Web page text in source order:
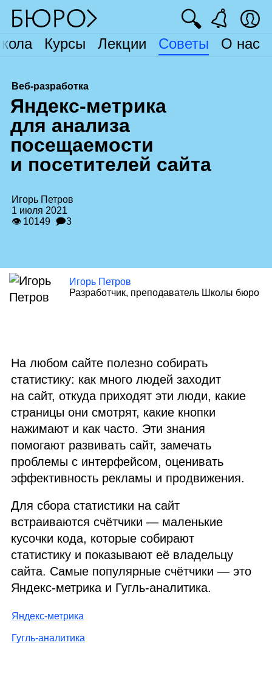
Курсы Лекции Советы О нас
🔍
Веб-разработка
Яндекс‑метрика
для анализа
посещаемости
и посетителей сайта
Игорь Петров
1 июля 2021
👁 10149 🗩3
Игорь Петров
Разработчик, преподаватель Школы бюро
На любом сайте полезно собирать
статистику: как много людей заходит
на сайт, откуда приходят эти люди, какие
страницы они смотрят, какие кнопки
нажимают и как часто. Эти знания
помогают развивать сайт, замечать
проблемы с интерфейсом, оценивать
эффективность рекламы и продвижения.
Для сбора статистики на сайт
встраиваются счётчики — маленькие
кусочки кода, которые собирают
статистику и показывают её владельцу
сайта. Самые популярные счётчики — это
Яндекс‑метрика и Гугль‑аналитика.
Яндекс‑метрика
Гугль‑аналитика